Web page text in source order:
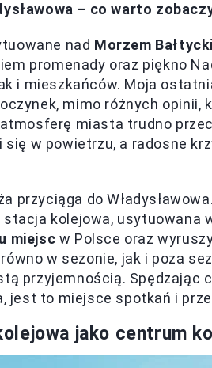
– co warto
nad Morzem
promenady oraz piękno
i mieszkańców. Moja
mimo różnych
miasta trudno
się w powietrzu, a radosne
przyciąga do
kolejowa, usytuowana
miejsc w Polsce oraz
w sezonie, jak i poza
przyjemnością. Spędzając
jest to miejsce spotkań i
jako centrum